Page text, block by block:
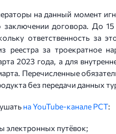
на данный момент
договора. До
ответственность за
за троекратное
2023 года, а для
Перечисленные
без передачи данных
на YouTube-канале РСТ:
электронных путёвок;